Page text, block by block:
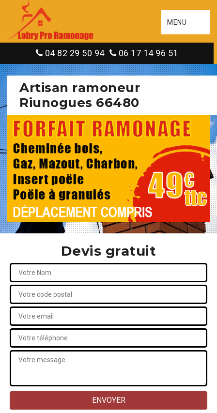
MENU
04 82 29 50 94 06 17 14 96 51
Artisan ramoneur
Riunogues 66480
Devis gratuit